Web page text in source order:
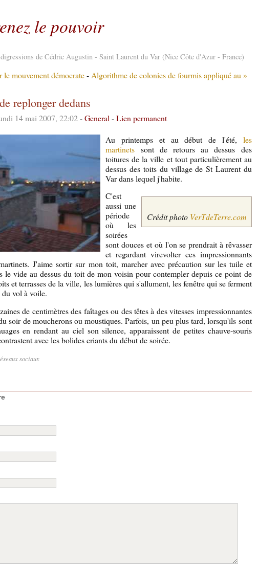
le pouvoir
de Cédric Augustin - Saint Laurent du Var (Nice Côte d'Azur - France)
mouvement démocrate - Algorithme de colonies de fourmis appliqué au »
replonger dedans
14 mai 2007, 22:02 -General -Lien permanent
Au printemps et au début de l'été, les
martinets sont de retours au dessus des
toitures de la ville et tout particulièrement au
dessus des toits du village de St Laurent du
Var dans lequel j'habite.
Crédit photo VerTdeTerre.com
C'est
aussi une
période
où les
soirées
sont douces et où l'on se prendrait à rêvasser
et regardant virevolter ces impressionnants
J'aime sortir sur mon toit, marcher avec précaution sur les tuile et
le vide au dessus du toit de mon voisin pour contempler depuis ce point de
et terrasses de la ville, les lumières qui s'allument, les fenêtre qui se ferment
du vol à voile.
de centimètres des faîtages ou des têtes à des vitesses impressionnantes
soir de moucherons ou moustiques. Parfois, un peu plus tard, lorsqu'ils sont
en rendant au ciel son silence, apparaissent de petites chauve-souris
avec les bolides criants du début de soirée.
sociaux